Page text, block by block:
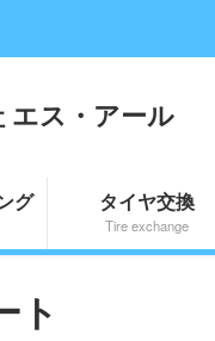
エス・アール
グ タイヤ交換
Tire exchange
ト